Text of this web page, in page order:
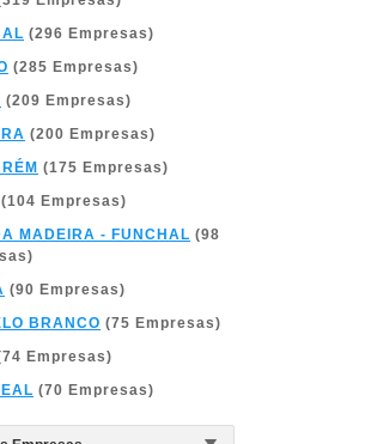
(296 Empresas)
(285 Empresas)
(209 Empresas)
(200 Empresas)
(175 Empresas)
Empresas)
MADEIRA - FUNCHAL (98
(90 Empresas)
BRANCO (75 Empresas)
Empresas)
(70 Empresas)